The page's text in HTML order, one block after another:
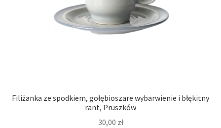
Filiżanka ze spodkiem, gołębioszare wybarwienie i błękitny
rant, Pruszków
30,00 zł